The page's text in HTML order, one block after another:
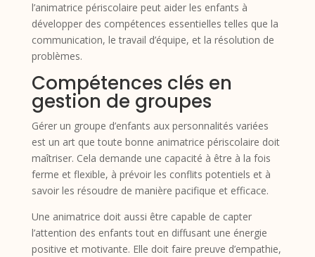
l’animatrice périscolaire peut aider les enfants à
développer des compétences essentielles telles que la
communication, le travail d’équipe, et la résolution de
problèmes.
Compétences clés en
gestion de groupes
Gérer un groupe d’enfants aux personnalités variées
est un art que toute bonne animatrice périscolaire doit
maîtriser. Cela demande une capacité à être à la fois
ferme et flexible, à prévoir les conflits potentiels et à
savoir les résoudre de manière pacifique et efficace.
Une animatrice doit aussi être capable de capter
l’attention des enfants tout en diffusant une énergie
positive et motivante. Elle doit faire preuve d’empathie,